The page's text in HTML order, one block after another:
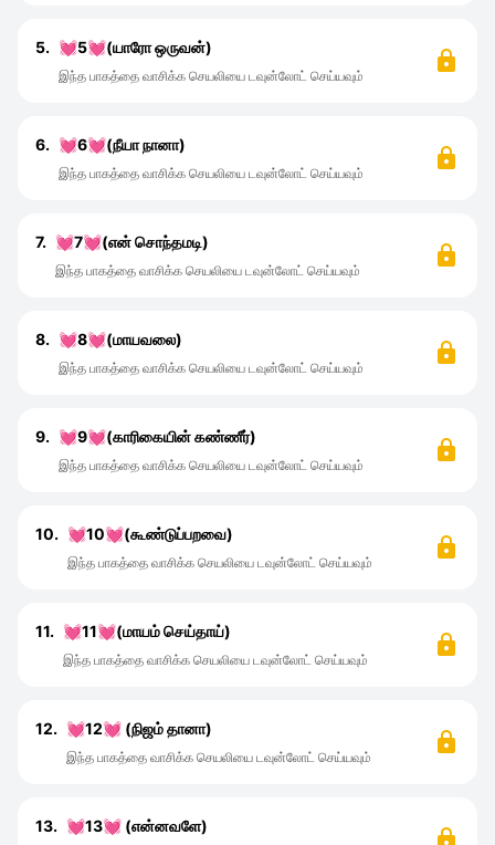
5. 💓5💓(யாரோ ஒருவன்)
இந்த பாகத்தை வாசிக்க செயலியை டவுன்லோட் செய்யவும்
6. 💓6💓(நீயா நானா)
இந்த பாகத்தை வாசிக்க செயலியை டவுன்லோட் செய்யவும்
7. 💓7💓(என் சொந்தமடி)
இந்த பாகத்தை வாசிக்க செயலியை டவுன்லோட் செய்யவும்
8. 💓8💓(மாயவலை)
இந்த பாகத்தை வாசிக்க செயலியை டவுன்லோட் செய்யவும்
9. 💓9💓(காரிகையின் கண்ணீர்)
இந்த பாகத்தை வாசிக்க செயலியை டவுன்லோட் செய்யவும்
10. 💓10💓(கூண்டுப்பறவை)
இந்த பாகத்தை வாசிக்க செயலியை டவுன்லோட் செய்யவும்
11. 💓11💓(மாயம் செய்தாய்)
இந்த பாகத்தை வாசிக்க செயலியை டவுன்லோட் செய்யவும்
12. 💓12💓 (நிஜம் தானா)
இந்த பாகத்தை வாசிக்க செயலியை டவுன்லோட் செய்யவும்
13. 💓13💓 (என்னவளே)